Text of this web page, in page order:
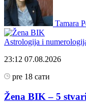
Tamara
Astrologija i
23:12 07.08.2026
pre 18 сати
Žena BIK – 5